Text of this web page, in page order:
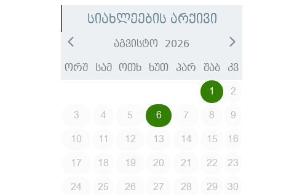
სიახლეების არქივი
აგვისტო 2026
ორშ სამ ოთხ ხუთ პარ შაბ კვ
1
2
3
4 5 6 7 8
9
10
11 12 13 14 15
16
17
18 19 20 21 22
23
24
25 26 27 28 29
30